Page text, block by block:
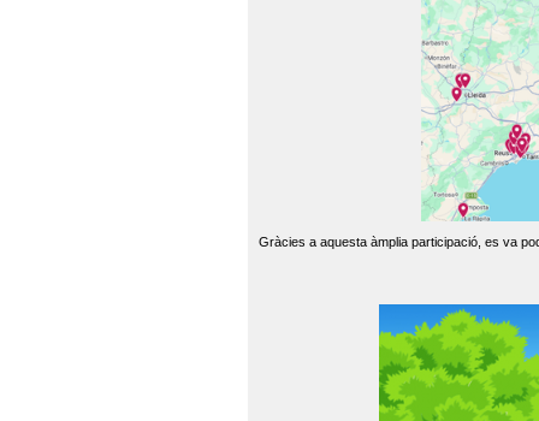
Gràcies a aquesta àmplia participació, es va